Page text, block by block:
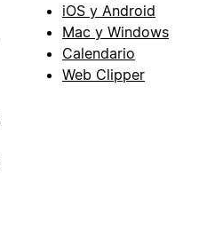
iOS y Android
Mac y Windows
Calendario
Web Clipper